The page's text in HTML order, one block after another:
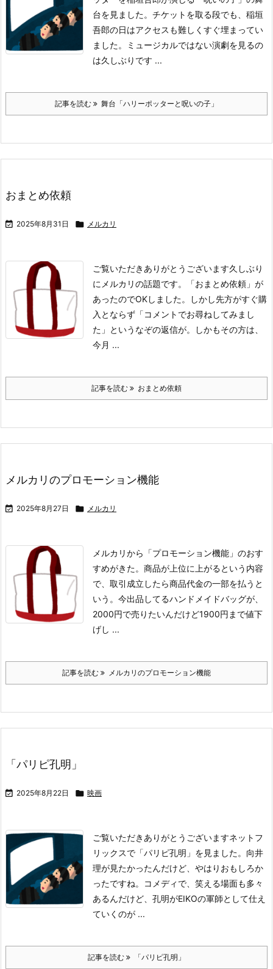
台を見ました。 チケットを取る段でも、稲垣
吾郎の日はアクセスも難しくすぐ埋まってい
ました。
ミュージカルではない演劇を見るの
は久しぶりです ...
記事を読む 舞台「ハリーポッターと呪いの子」
おまとめ依頼
 2025年8月31日  メルカリ
ご覧いただきありがとうございます久しぶり
にメルカリの話題です。
「おまとめ依頼」が
あったのでOKしました。
しかし先方がすぐ購
入とならず「コメントでお尋ねしてみまし
た」というなぞの返信が。
しかもその方は、
今月 ...
記事を読む おまとめ依頼
メルカリのプロモーション機能
 2025年8月27日  メルカリ
メルカリから「プロモーション機能」のおす
すめがきた。 商品が上位に上がるという内容
で、取引成立したら商品代金の一部を払うと
いう。 今出品してるハンドメイドバッグが、
2000円で売りたいんだけど1900円まで値下
げし ...
記事を読む メルカリのプロモーション機能
「パリピ孔明」
 2025年8月22日  映画
ご覧いただきありがとうございますネットフ
リックスで「パリピ孔明」を見ました。 向井
理が見たかったんだけど、やはりおもしろか
ったですね。
コメディで、笑える場面も多々
あるんだけど、孔明がEIKOの軍師として仕え
ていくのが ...
記事を読む 「パリピ孔明」